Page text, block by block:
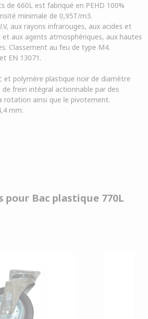
de 660L est fabriqué en PEHD 100%
minimale de 0,95T/m3.
aux rayons infrarouges, aux acides et
et aux agents atmosphériques, aux hautes
Classement au feu de type M4.
EN 13071.
et polymère plastique noir de diamètre
frein intégral actionnable par des
rotation ainsi que le pivotement.
mm.
pour Bac plastique 770L